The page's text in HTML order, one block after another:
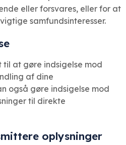
eller forsvares, eller for at
samfundsinteresser.
at gøre indsigelse mod
af dine
også gøre indsigelse mod
til direkte
oplysninger